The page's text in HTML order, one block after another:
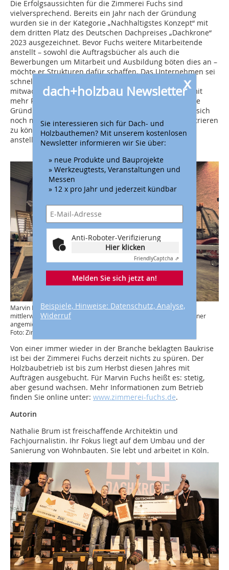
Die Erfolgsaussichten für die Zimmerei Fuchs sind
vielversprechend. Bereits ein Jahr nach der Gründung
wurden sie in der Kategorie „Nachhaltigstes Konzept“ mit
dem dritten Platz des Deutschen Dachpreises „Dachkrone“
2023 ausgezeichnet. Bevor Fuchs weitere Mitarbeitende
anstellt – sowohl die Auftragsbücher als auch die
Bewerbungen um Mitarbeit und Ausbildung böten dies an –
möchte er Strukturen dafür schaffen. Das Unternehmen sei
schnell gewachsen, die Strukturen müssten erst
mitwachsen, erklärt Marvin Fuchs. Eine eigene Halle mit
mehr Platz als Alternative zur gemieteten Halle und die
Gründung einer GmbH sind seine nächsten Ziele. Um sich
noch mehr auf sein eigentliches Kerngeschäft konzentrieren
zu können, möchte er außerdem eine Bürofachkraft
anstellen.
Marvin Fuchs hat 2022 seine eigene Zimmerei gegründet und
mittlerweile sechs Mitarbeiter. Derzeit arbeitet die Zimmerei in einer
angemieteten Halle, eine eigene Werkhalle ist der nächste Schritt
Foto: Zimmerei Fuchs
Von einer immer wieder in der Branche beklagten Baukrise
ist bei der Zimmerei Fuchs derzeit nichts zu spüren. Der
Holzbaubetrieb ist bis zum Herbst diesen Jahres mit
Aufträgen ausgebucht. Für Marvin Fuchs heißt es: stetig,
aber gesund wachsen. Mehr Informationen zum Betrieb
finden Sie online unter: www.zimmerei-fuchs.de.
Autorin
Nathalie Brum ist freischaffende Architektin und
Fachjournalistin. Ihr Fokus liegt auf dem Umbau und der
Sanierung von Wohnbauten. Sie lebt und arbeitet in Köln.
x
dach+holzbau Newsletter
Sie interessieren sich für Dach- und
Holzbauthemen? Mit unserem kostenlosen
Newsletter informieren wir Sie über:
» neue Produkte und Bauprojekte
» Werkzeugtests, Veranstaltungen und
Messen
» 12 x pro Jahr und jederzeit kündbar
Anti-Roboter-Verifizierung
Hier klicken
FriendlyCaptcha ⇗
Melden Sie sich jetzt an!
Beispiele, Hinweise: Datenschutz, Analyse,
Widerruf